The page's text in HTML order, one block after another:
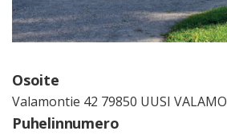
Osoite
Valamontie 42 79850 UUSI VALAMO
Puhelinnumero